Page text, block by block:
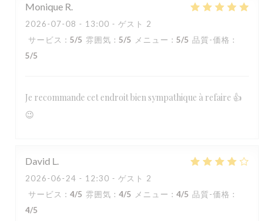
Monique R
2026-07-08 - 13:00 - ゲスト 2
サービス : 5/5 雰囲気 : 5/5 メニュー : 5/5 品質-価格 :
5/5
Je recommande cet endroit bien sympathique à refaire 👍
😉
David L
2026-06-24 - 12:30 - ゲスト 2
サービス : 4/5 雰囲気 : 4/5 メニュー : 4/5 品質-価格 :
4/5